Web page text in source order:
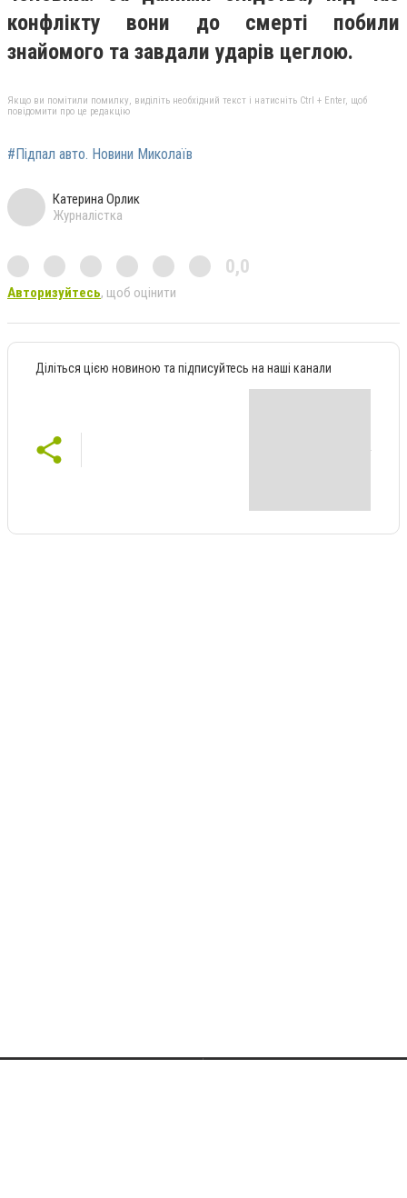
конфлікту вони до смерті побили
знайомого та завдали ударів цеглою.
Якщо ви помітили помилку, виділіть необхідний текст і натисніть Ctrl + Enter, щоб
повідомити про це редакцію
#Підпал авто. Новини Миколаїв
Катерина Орлик
Журналістка
0,0
Авторизуйтесь, щоб оцінити
Діліться цією новиною та підписуйтесь на наші канали